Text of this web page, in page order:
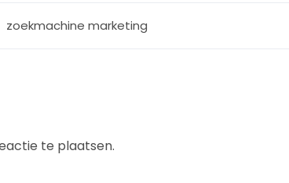
zoekmachine marketing
te plaatsen.